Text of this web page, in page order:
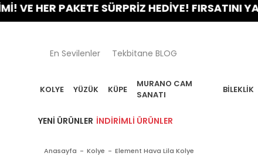
PAKETE SÜRPRİZ HEDİYE! FIRSATINI YAKALA!
En Sevilenler Tekbitane BLOG
KOLYE YÜZÜK KÜPE
MURANO CAM
SANATI
BILEKLIK
YENI ÜRÜNLER İNDIRIMLI ÜRÜNLER
Anasayfa Kolye Element Hava Lila Kolye